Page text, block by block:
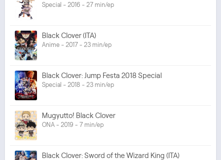
Special - 2016 - 27 min/ep
Black Clover (ITA)
Anime - 2017 - 23 min/ep
Black Clover: Jump Festa 2018 Special
Special - 2018 - 23 min/ep
Mugyutto! Black Clover
ONA - 2019 - 7 min/ep
Black Clover: Sword of the Wizard King (ITA)